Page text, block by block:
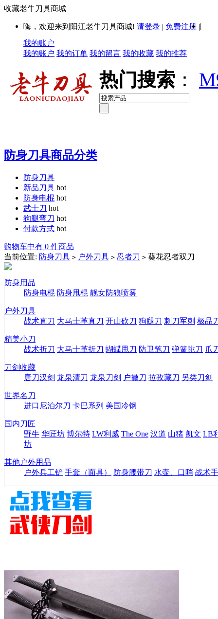
收藏老牛刀具商城
嗨，欢迎来到阳江老牛刀具商城! 请登录 | 免费注册 ||
我的账户
我的账户 我的订单 我的留言 我的收藏 我的推荐
热门搜索 ：
防身刀具商品分类
防身刀具
新品刀具 hot
防身电棍 hot
武士刀 hot
狗腿弯刀 hot
付款方式 hot
购物车中有 0 件商品
当前位置: 防身刀具 > 户外刀具 > 忍者刀 > 葵花忍者双刀
防身用品
防身电棍 防身甩棍 靓女防狼喷雾
户外刀具
战术直刀 大马士革直刀 开山砍刀 狗腿刀 刺刀军刺 极品
精美小刀
战术折刀 大马士革折刀 蝴蝶甩刀 防卫笔刀 弹簧跳刀 爪
刀剑收藏
唐刀汉剑 龙泉清刀 龙泉刀剑 户撒刀 拉孜藏刀 另类刀剑
世界名刀
进口尼泊尔刀 卡巴系列 美国冷钢
国内刀匠
野牛 华匠坊 博尔特 LW利威 The One 汉道 山猪 凯文 LB
坊
其他户外用品
户外兵工铲 手套（面具） 防身腰带刀 水壶、口哨 战术